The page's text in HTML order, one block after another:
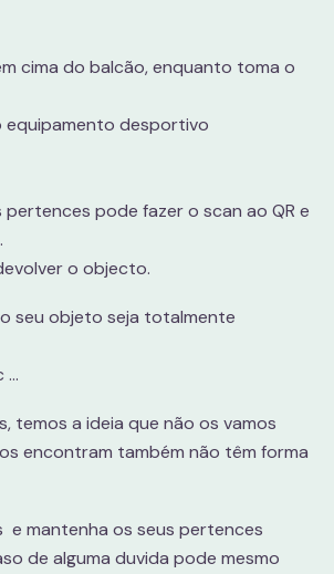
cima do balcão, enquanto toma o
desportivo
pode fazer o scan ao QR e
o objecto.
seu objeto seja totalmente
temos a ideia que não os vamos
encontram também não têm forma
mantenha os seus pertences
de alguma duvida pode mesmo